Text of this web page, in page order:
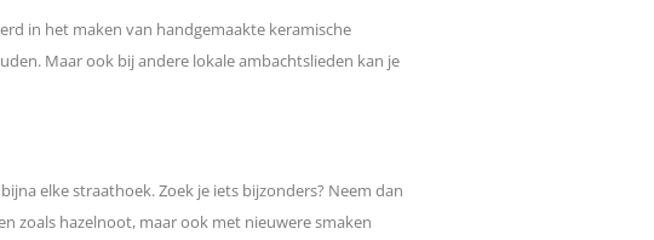
in het maken van handgemaakte keramische
Maar ook bij andere lokale ambachtslieden kan je
elke straathoek. Zoek je iets bijzonders? Neem dan
zoals hazelnoot, maar ook met nieuwere smaken